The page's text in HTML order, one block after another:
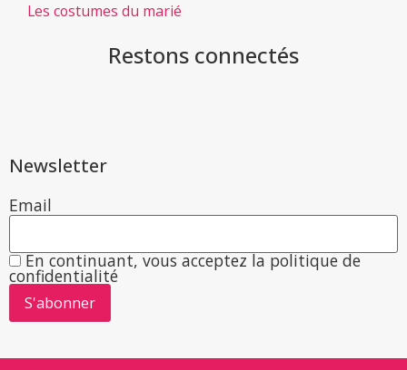
Les costumes du marié
Restons connectés
Newsletter
Email
En continuant, vous acceptez la politique de
confidentialité